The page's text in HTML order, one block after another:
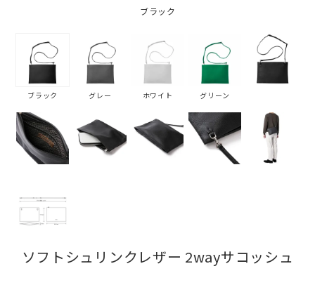
ブラック
ブラック グレー ホワイト グリーン
ソフトシュリンクレザー 2wayサコッシュ